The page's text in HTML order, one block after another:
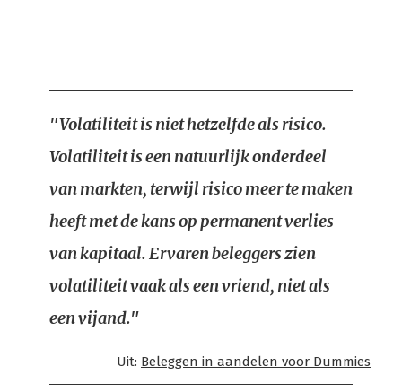
"Volatiliteit is niet hetzelfde als risico.
Volatiliteit is een natuurlijk onderdeel
van markten, terwijl risico meer te maken
heeft met de kans op permanent verlies
van kapitaal. Ervaren beleggers zien
volatiliteit vaak als een vriend, niet als
een vijand."
Uit: Beleggen in aandelen voor Dummies